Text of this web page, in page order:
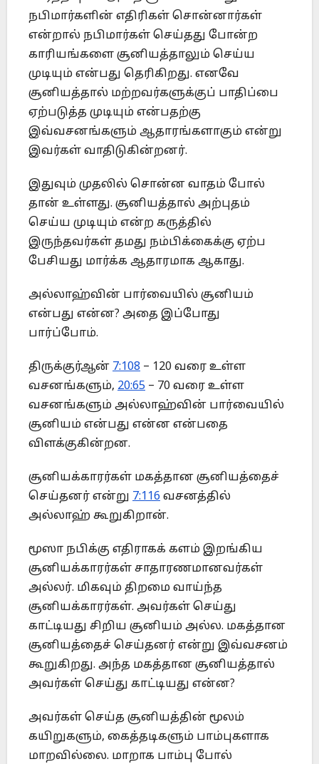
நபிமார்களின் எதிரிகள் சொன்னார்கள்
என்றால் நபிமார்கள் செய்தது போன்ற
காரியங்களை சூனியத்தாலும் செய்ய
முடியும் என்பது தெரிகிறது. எனவே
சூனியத்தால் மற்றவர்களுக்குப் பாதிப்பை
ஏற்படுத்த முடியும் என்பதற்கு
இவ்வசனங்களும் ஆதாரங்களாகும் என்று
இவர்கள் வாதிடுகின்றனர்.
இதுவும் முதலில் சொன்ன வாதம் போல்
தான் உள்ளது. சூனியத்தால் அற்புதம்
செய்ய முடியும் என்ற கருத்தில்
இருந்தவர்கள் தமது நம்பிக்கைக்கு ஏற்ப
பேசியது மார்க்க ஆதாரமாக ஆகாது.
அல்லாஹ்வின் பார்வையில் சூனியம்
என்பது என்ன? அதை இப்போது
பார்ப்போம்.
திருக்குர்ஆன் 7:108 – 120 வரை உள்ள
வசனங்களும், 20:65 – 70 வரை உள்ள
வசனங்களும் அல்லாஹ்வின் பார்வையில்
சூனியம் என்பது என்ன என்பதை
விளக்குகின்றன.
சூனியக்காரர்கள் மகத்தான சூனியத்தைச்
செய்தனர் என்று 7:116 வசனத்தில்
அல்லாஹ் கூறுகிறான்.
மூஸா நபிக்கு எதிராகக் களம் இறங்கிய
சூனியக்காரர்கள் சாதாரணமானவர்கள்
அல்லர். மிகவும் திறமை வாய்ந்த
சூனியக்காரர்கள். அவர்கள் செய்து
காட்டியது சிறிய சூனியம் அல்ல. மகத்தான
சூனியத்தைச் செய்தனர் என்று இவ்வசனம்
கூறுகிறது. அந்த மகத்தான சூனியத்தால்
அவர்கள் செய்து காட்டியது என்ன?
அவர்கள் செய்த சூனியத்தின் மூலம்
கயிறுகளும், கைத்தடிகளும் பாம்புகளாக
மாறவில்லை. மாறாக பாம்பு போல்